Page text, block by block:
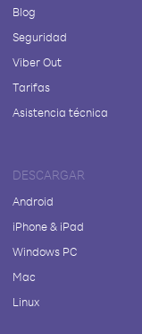
Blog
Seguridad
Viber Out
Tarifas
Asistencia técnica
DESCARGAR
Android
iPhone & iPad
Windows PC
Mac
Linux